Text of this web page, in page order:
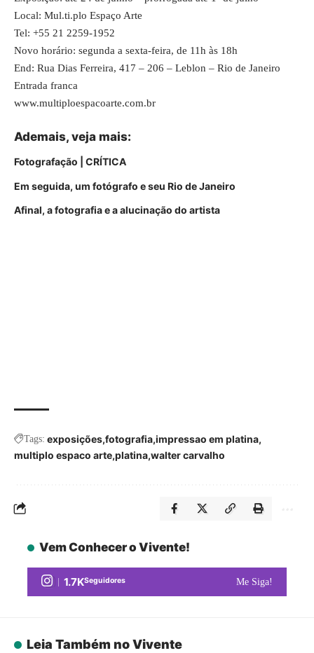
Local: Mul.ti.plo Espaço Arte
Tel: +55 21 2259-1952
Novo horário: segunda a sexta-feira, de 11h às 18h
End: Rua Dias Ferreira, 417 – 206 – Leblon – Rio de Janeiro
Entrada franca
www.multiploespacoarte.com.br
Ademais, veja mais:
Fotografação | CRÍTICA
Em seguida, um fotógrafo e seu Rio de Janeiro
Afinal, a fotografia e a alucinação do artista
Tags: exposições fotografia impressao em platina
multiplo espaco arte platina walter carvalho
Vem Conhecer o Vivente!
1.7KSeguidores Me Siga!
Leia Também no Vivente